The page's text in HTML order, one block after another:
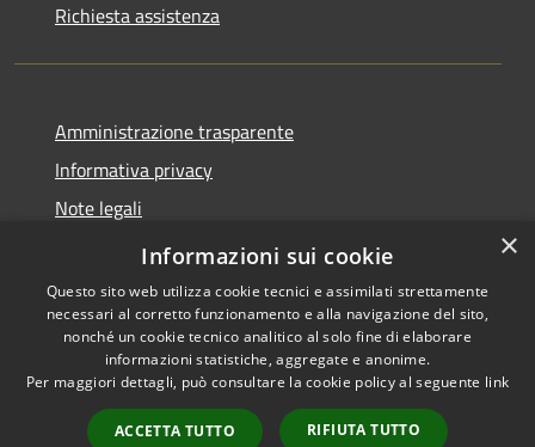
Richiesta assistenza
Amministrazione trasparente
Informativa privacy
Note legali
Dichiarazione di accessibilità
Accessibilità
Copyright © 2026 • Comune di
Locorotondo • Powered by
Municipium•
Accesso
×
Informazioni sui cookie
Questo sito web utilizza cookie tecnici e assimilati strettamente
necessari al corretto funzionamento e alla navigazione del sito,
nonché un cookie tecnico analitico al solo fine di elaborare
informazioni statistiche, aggregate e anonime.
Per maggiori dettagli, può consultare la cookie policy al seguente link
ACCETTA TUTTO RIFIUTA TUTTO